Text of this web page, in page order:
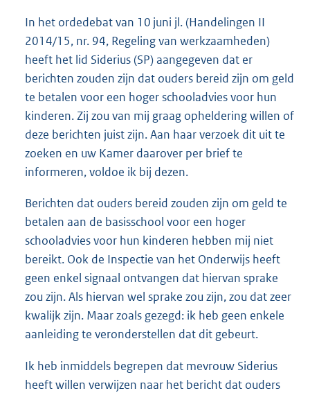
In het ordedebat van 10 juni jl. (Handelingen II
2014/15, nr. 94, Regeling van werkzaamheden)
heeft het lid Siderius (SP) aangegeven dat er
berichten zouden zijn dat ouders bereid zijn om geld
te betalen voor een hoger schooladvies voor hun
kinderen. Zij zou van mij graag opheldering willen of
deze berichten juist zijn. Aan haar verzoek dit uit te
zoeken en uw Kamer daarover per brief te
informeren, voldoe ik bij dezen.
Berichten dat ouders bereid zouden zijn om geld te
betalen aan de basisschool voor een hoger
schooladvies voor hun kinderen hebben mij niet
bereikt. Ook de Inspectie van het Onderwijs heeft
geen enkel signaal ontvangen dat hiervan sprake
zou zijn. Als hiervan wel sprake zou zijn, zou dat zeer
kwalijk zijn. Maar zoals gezegd: ik heb geen enkele
aanleiding te veronderstellen dat dit gebeurt.
Ik heb inmiddels begrepen dat mevrouw Siderius
heeft willen verwijzen naar het bericht dat ouders